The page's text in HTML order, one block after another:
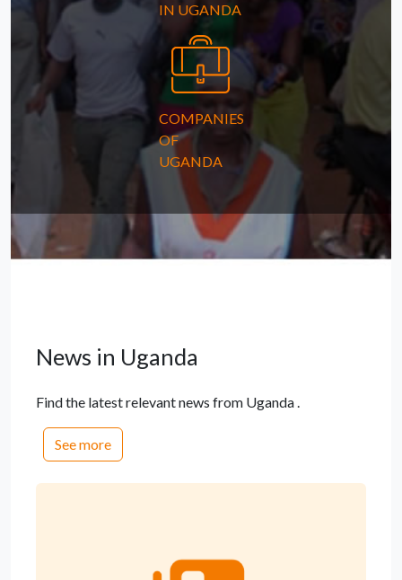
IN UGANDA
COMPANIES
OF
UGANDA
News in Uganda
Find the latest relevant news from Uganda .
See more